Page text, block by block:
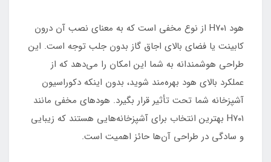
هود H۷۰۱ از نوع مخفی است که به معنای نصب آن درون
کابینت یا فضای بالای اجاق گاز بدون جلب توجه است. این
طراحی هوشمندانه به شما این امکان را می‌دهد که از
عملکرد بالای هود بهره‌مند شوید، بدون اینکه دکوراسیون
آشپزخانه شما تحت تأثیر قرار بگیرد. هودهای مخفی مانند
H۷۰۱ بهترین انتخاب برای آشپزخانه‌هایی هستند که زیبایی
و سادگی در طراحی آن‌ها حائز اهمیت است.